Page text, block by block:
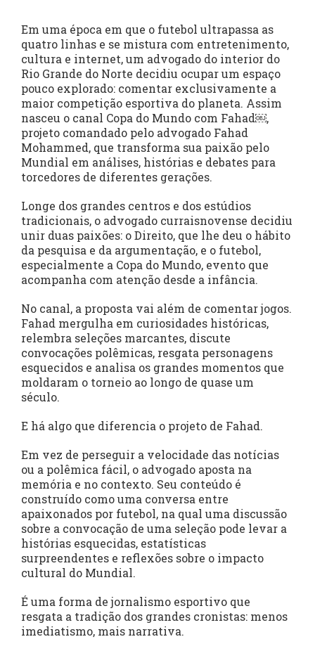
Em uma época em que o futebol ultrapassa as
quatro linhas e se mistura com entretenimento,
cultura e internet, um advogado do interior do
Rio Grande do Norte decidiu ocupar um espaço
pouco explorado: comentar exclusivamente a
maior competição esportiva do planeta. Assim
nasceu o canal Copa do Mundo com Fahad⁠￼,
projeto comandado pelo advogado Fahad
Mohammed, que transforma sua paixão pelo
Mundial em análises, histórias e debates para
torcedores de diferentes gerações.
Longe dos grandes centros e dos estúdios
tradicionais, o advogado curraisnovense decidiu
unir duas paixões: o Direito, que lhe deu o hábito
da pesquisa e da argumentação, e o futebol,
especialmente a Copa do Mundo, evento que
acompanha com atenção desde a infância.
No canal, a proposta vai além de comentar jogos.
Fahad mergulha em curiosidades históricas,
relembra seleções marcantes, discute
convocações polêmicas, resgata personagens
esquecidos e analisa os grandes momentos que
moldaram o torneio ao longo de quase um
século.
E há algo que diferencia o projeto de Fahad.
Em vez de perseguir a velocidade das notícias
ou a polêmica fácil, o advogado aposta na
memória e no contexto. Seu conteúdo é
construído como uma conversa entre
apaixonados por futebol, na qual uma discussão
sobre a convocação de uma seleção pode levar a
histórias esquecidas, estatísticas
surpreendentes e reflexões sobre o impacto
cultural do Mundial.
É uma forma de jornalismo esportivo que
resgata a tradição dos grandes cronistas: menos
imediatismo, mais narrativa.